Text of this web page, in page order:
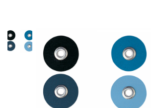
login per i